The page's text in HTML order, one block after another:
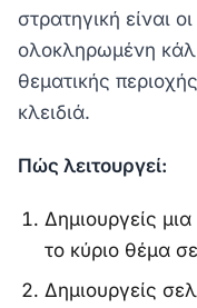
στρατηγική είναι
ολοκληρωμένη
θεματικής
κλειδιά.
Πώς λειτουργεί:
Δημιουργείς
το κύριο θέμα
Δημιουργείς